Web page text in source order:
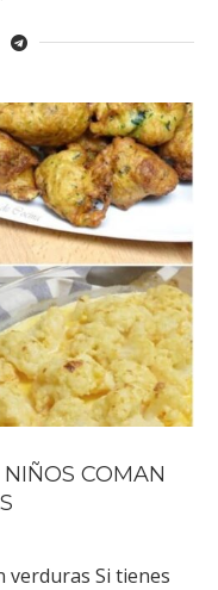
COMAN
verduras Si tienes